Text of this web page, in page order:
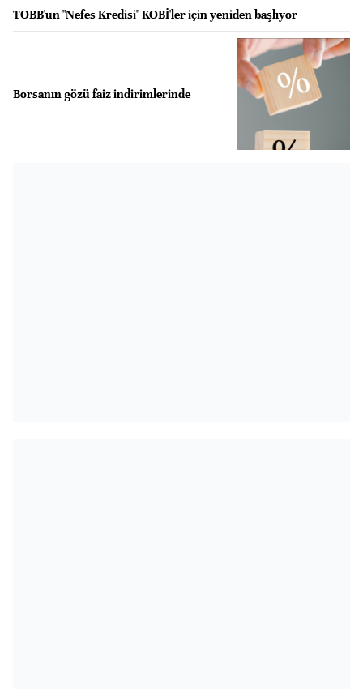
TOBB'un "Nefes Kredisi" KOBİ'ler için yeniden başlıyor
Borsanın gözü faiz indirimlerinde